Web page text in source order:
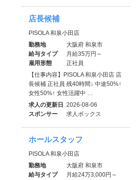
店長候補
PISOLA 和泉小田店
勤務地
大阪府 和泉市
給与タイプ
月給35万円～
雇用形態
正社員
【仕事内容】PISOLA 和泉小田店 店
長候補 正社員 残40時間↓ 中途50%↑
女性50%↑ 女性活躍中 …
求人の更新日
2026-08-06
スポンサー
求人ボックス
ホールスタッフ
PISOLA 和泉小田店
勤務地
大阪府 和泉市
給与タイプ
月給24万3,000円～